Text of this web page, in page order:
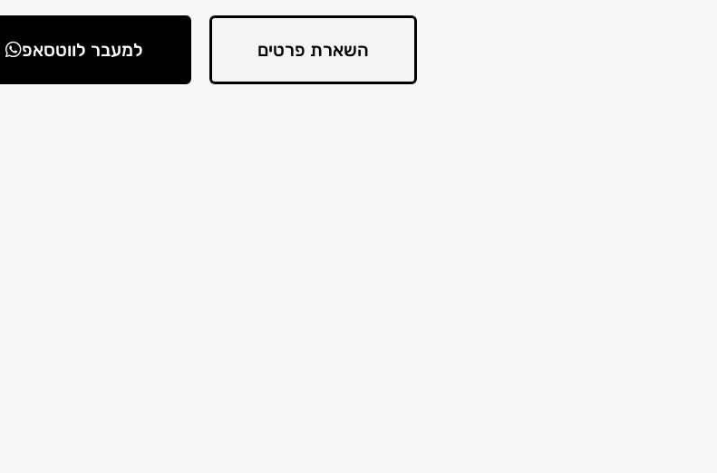
השארת פרטים למעבר לווטסאפ